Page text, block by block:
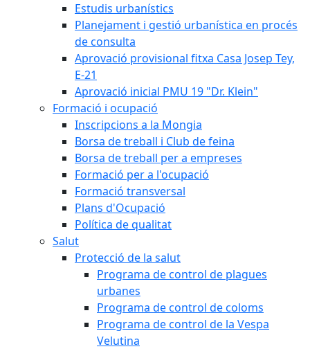
Estudis urbanístics
Planejament i gestió urbanística en procés
de consulta
Aprovació provisional fitxa Casa Josep Tey,
E-21
Aprovació inicial PMU 19 "Dr. Klein"
Formació i ocupació
Inscripcions a la Mongia
Borsa de treball i Club de feina
Borsa de treball per a empreses
Formació per a l'ocupació
Formació transversal
Plans d'Ocupació
Política de qualitat
Salut
Protecció de la salut
Programa de control de plagues
urbanes
Programa de control de coloms
Programa de control de la Vespa
Velutina